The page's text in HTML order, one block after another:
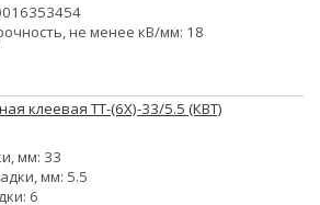
не менее кВ/мм: 18
клеевая ТТ-(6Х)-33/5.5 (КВТ)
мм: 33
мм: 5.5
6